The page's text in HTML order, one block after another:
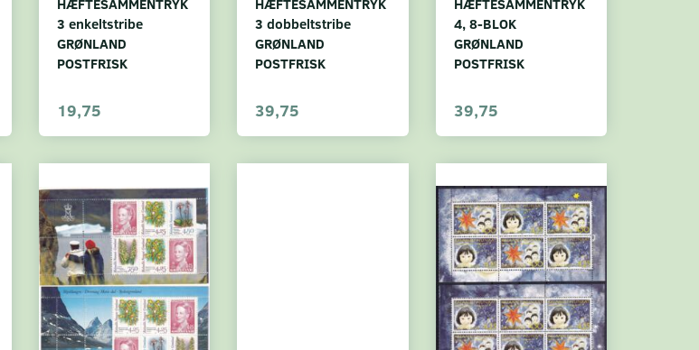
3 enkeltstribe
GRØNLAND
POSTFRISK
19,75
3 dobbeltstribe
GRØNLAND
POSTFRISK
39,75
4, 8-BLOK
GRØNLAND
POSTFRISK
39,75